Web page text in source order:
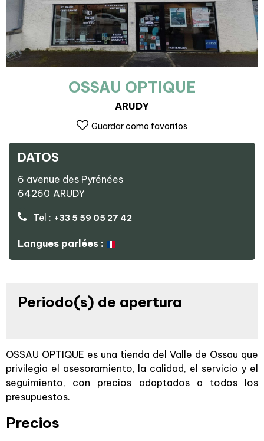
OSSAU OPTIQUE
ARUDY
Guardar como favoritos
DATOS
6 avenue des Pyrénées
64260 ARUDY
Tel : +33 5 59 05 27 42
Langues parlées :
Periodo(s) de apertura
OSSAU OPTIQUE es una tienda del Valle de Ossau que
privilegia el asesoramiento, la calidad, el servicio y el
seguimiento, con precios adaptados a todos los
presupuestos.
Precios